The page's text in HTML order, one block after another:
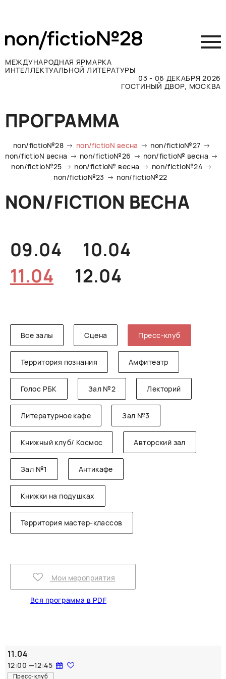
МЕЖДУНАРОДНАЯ ЯРМАРКА
ИНТЕЛЛЕКТУАЛЬНОЙ ЛИТЕРАТУРЫ
03 - 06 ДЕКАБРЯ 2026
ГОСТИНЫЙ ДВОР, МОСКВА
Принять участие
Участникам
Посетителям
Программа
Прессе
Контакты
ПРОГРАММА
non/fictio№28 non/fictioN весна
non/fictio№27
non/fictioN весна
non/fictio№26
non/fictio№ весна
non/fictio№25
non/fictio№ весна
non/fictio№24
non/fictio№23
non/fictio№22
NON/FICTION ВЕСНА
09.04
10.04
11.04
12.04
Все залы Сцена Пресс-клуб
Территория познания Амфитеатр
Голос РБК Зал №2 Лекторий
Литературное кафе Зал №3
Книжный клуб/ Космос Авторский зал
Зал №1 Антикафе
Книжки на подушках
Территория мастер-классов
Мои мероприятия
Вся программа в PDF
11.04
12:00 —12:45
Пресс-клуб